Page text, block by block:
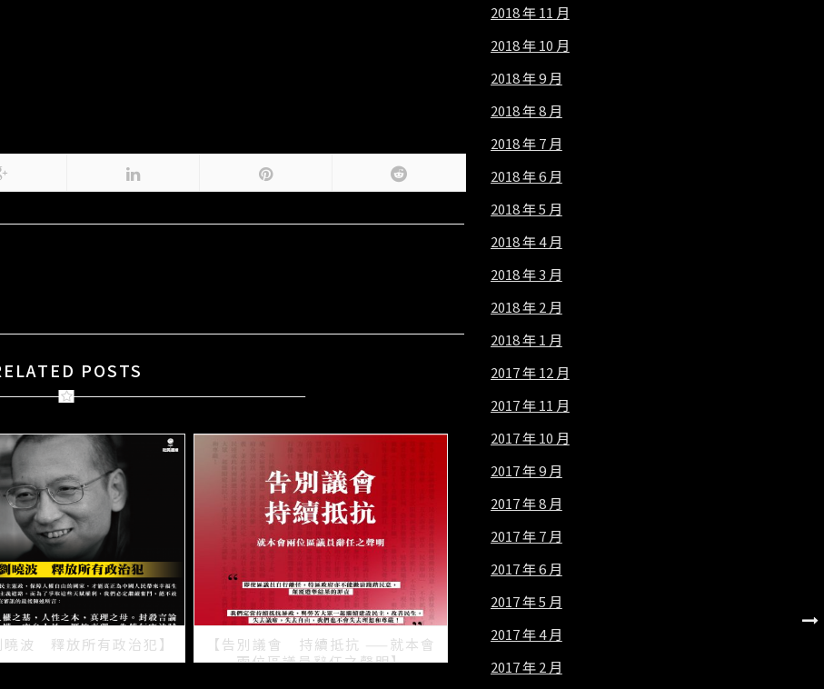
POSTS
曉波 釋放所有政治犯】
【告別議會 持續抵抗 ——就本會
兩位區議員辭任之聲明】
2018 年 11 月
2018 年 10 月
2018 年 9 月
2018 年 8 月
2018 年 7 月
2018 年 6 月
2018 年 5 月
2018 年 4 月
2018 年 3 月
2018 年 2 月
2018 年 1 月
2017 年 12 月
2017 年 11 月
2017 年 10 月
2017 年 9 月
2017 年 8 月
2017 年 7 月
2017 年 6 月
2017 年 5 月
2017 年 4 月
2017 年 2 月